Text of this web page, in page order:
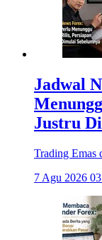
Jadwal
Justru
Trading Emas
7 Agu 2026